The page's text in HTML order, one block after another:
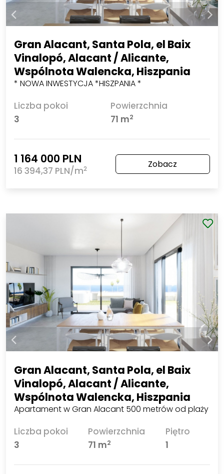
Gran Alacant, Santa Pola, el Baix
Vinalopó, Alacant / Alicante,
Wspólnota Walencka, Hiszpania
* NOWA INWESTYCJA *HISZPANIA *
Liczba pokoi
3
Powierzchnia
71 m2
1 164 000 PLN
16 394,37 PLN/m2 Zobacz
Gran Alacant, Santa Pola, el Baix
Vinalopó, Alacant / Alicante,
Wspólnota Walencka, Hiszpania
Apartament w Gran Alacant 500 metrów od plaży
Liczba pokoi
3
Powierzchnia
71 m2
Piętro
1